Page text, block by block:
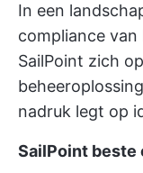
In een
compliance
SailPoint zich
nadruk legt op
SailPoint beste